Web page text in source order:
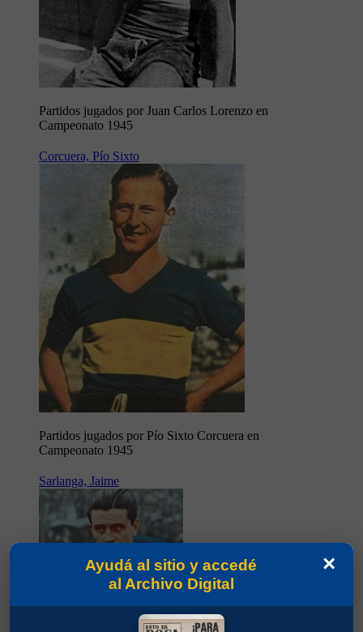
Partidos jugados por Juan Carlos Lorenzo en
Campeonato 1945
Corcuera, Pío Sixto
Partidos jugados por Pío Sixto Corcuera en
Campeonato 1945
Sarlanga, Jaime
×
Ayudá al sitio y accedé
al Archivo Digital